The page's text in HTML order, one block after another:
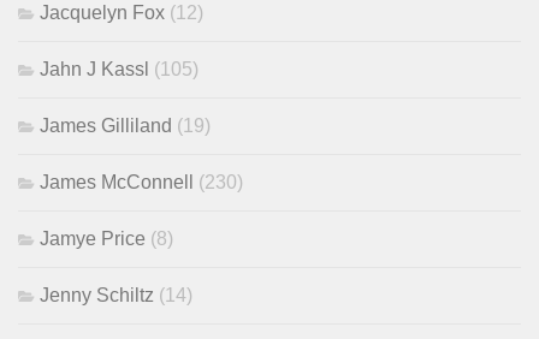
Jacquelyn Fox (12)
Jahn J Kassl (105)
James Gilliland (19)
James McConnell (230)
Jamye Price (8)
Jenny Schiltz (14)